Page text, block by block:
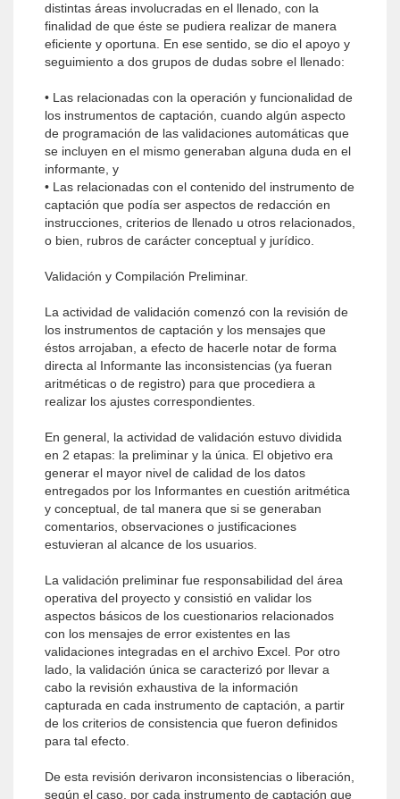
distintas áreas involucradas en el llenado, con la
finalidad de que éste se pudiera realizar de manera
eficiente y oportuna. En ese sentido, se dio el apoyo y
seguimiento a dos grupos de dudas sobre el llenado:
• Las relacionadas con la operación y funcionalidad de
los instrumentos de captación, cuando algún aspecto
de programación de las validaciones automáticas que
se incluyen en el mismo generaban alguna duda en el
informante, y
• Las relacionadas con el contenido del instrumento de
captación que podía ser aspectos de redacción en
instrucciones, criterios de llenado u otros relacionados,
o bien, rubros de carácter conceptual y jurídico.
Validación y Compilación Preliminar.
La actividad de validación comenzó con la revisión de
los instrumentos de captación y los mensajes que
éstos arrojaban, a efecto de hacerle notar de forma
directa al Informante las inconsistencias (ya fueran
aritméticas o de registro) para que procediera a
realizar los ajustes correspondientes.
En general, la actividad de validación estuvo dividida
en 2 etapas: la preliminar y la única. El objetivo era
generar el mayor nivel de calidad de los datos
entregados por los Informantes en cuestión aritmética
y conceptual, de tal manera que si se generaban
comentarios, observaciones o justificaciones
estuvieran al alcance de los usuarios.
La validación preliminar fue responsabilidad del área
operativa del proyecto y consistió en validar los
aspectos básicos de los cuestionarios relacionados
con los mensajes de error existentes en las
validaciones integradas en el archivo Excel. Por otro
lado, la validación única se caracterizó por llevar a
cabo la revisión exhaustiva de la información
capturada en cada instrumento de captación, a partir
de los criterios de consistencia que fueron definidos
para tal efecto.
De esta revisión derivaron inconsistencias o liberación,
según el caso, por cada instrumento de captación que